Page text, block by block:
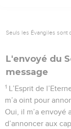
Seuls les Évangiles sont
L'envoyé du
message
1 L’Esprit de
m’a oint pour
Oui, il m’a envoyé
d’annoncer aux